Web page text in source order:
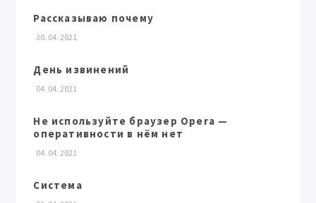
Рассказываю почему
30. 04. 2021
День извинений
04. 04. 2021
Не используйте браузер Opera —
оперативности в нём нет
04. 04. 2021
Система